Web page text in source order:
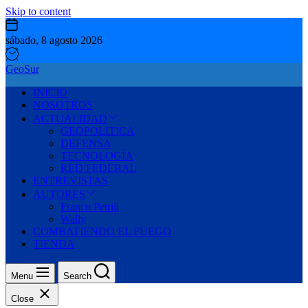
Skip to content
sábado, 8 agosto 2026
GeoSur
INICIO
NOSOTROS
ACTUALIDAD
GEOPOLITICA
DEFENSA
TECNOLOGÍA
RED FEDERAL
ENTREVISTAS
AUTORES
Franco Petrili
Wally
COMBATIENDO EL FUEGO
TIENDA
Menu Search
Close